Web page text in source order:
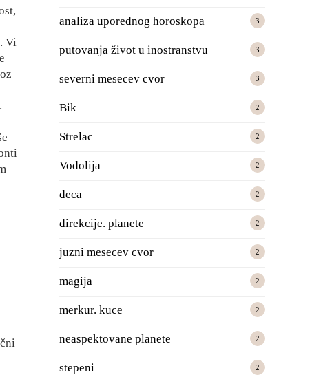
Vi
analiza uporednog horoskopa 3
putovanja život u inostranstvu 3
severni mesecev cvor 3
Bik 2
Strelac 2
Vodolija 2
deca 2
direkcije. planete 2
juzni mesecev cvor 2
magija 2
merkur. kuce 2
neaspektovane planete 2
stepeni 2